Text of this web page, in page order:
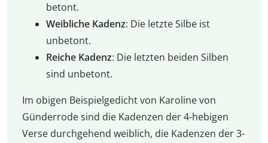
betont.
Weibliche Kadenz: Die letzte Silbe ist
unbetont.
Reiche Kadenz: Die letzten beiden Silben
sind unbetont.
Im obigen Beispielgedicht von Karoline von
Günderrode sind die Kadenzen der 4-hebigen
Verse durchgehend weiblich, die Kadenzen der 3-